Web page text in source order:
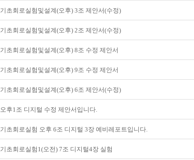
기초회로실험및설계(오후) 3조 제안서(수정)
기초회로실험및설계(오후) 2조 제안서(수정)
기초회로실험및설계(오후) 8조 수정 제안서
기초회로실험및설계(오후) 9조 수정 제안서
기초회로실험및설계(오후) 6조 제안서(수정)
오후1조 디지털 수정 제안서입니다.
기초회로실험 오후 6조 디지털 3장 예비레포트입니다.
기초회로실험1(오전) 7조 디지털4장 실험